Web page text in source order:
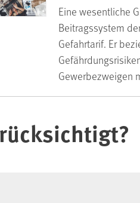
Eine wesentliche
Beitrags­system
Gefahrtarif. Er
Gewerbezweigen